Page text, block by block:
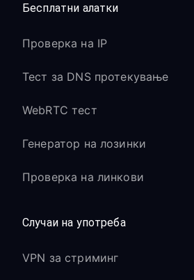
Бесплатни алатки
Проверка на IP
Тест за DNS протекување
WebRTC тест
Генератор на лозинки
Проверка на линкови
Случаи на употреба
VPN за стриминг